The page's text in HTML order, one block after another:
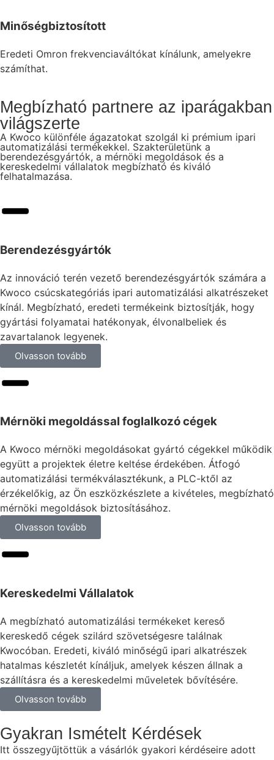
Minőségbiztosított
Eredeti Omron frekvenciaváltókat kínálunk, amelyekre
számíthat.
Megbízható partnere az iparágakban
világszerte
A Kwoco különféle ágazatokat szolgál ki prémium ipari
automatizálási termékekkel. Szakterületünk a
berendezésgyártók, a mérnöki megoldások és a
kereskedelmi vállalatok megbízható és kiváló
felhatalmazása.
Berendezésgyártók
Az innováció terén vezető berendezésgyártók számára a
Kwoco csúcskategóriás ipari automatizálási alkatrészeket
kínál. Megbízható, eredeti termékeink biztosítják, hogy
gyártási folyamatai hatékonyak, élvonalbeliek és
zavartalanok legyenek.
Olvasson tovább
Mérnöki megoldással foglalkozó cégek
A Kwoco mérnöki megoldásokat gyártó cégekkel működik
együtt a projektek életre keltése érdekében. Átfogó
automatizálási termékválasztékunk, a PLC-ktől az
érzékelőkig, az Ön eszközkészlete a kivételes, megbízható
mérnöki megoldások biztosításához.
Olvasson tovább
Kereskedelmi Vállalatok
A megbízható automatizálási termékeket kereső
kereskedő cégek szilárd szövetségesre találnak
Kwocóban. Eredeti, kiváló minőségű ipari alkatrészek
hatalmas készletét kínáljuk, amelyek készen állnak a
szállításra és a kereskedelmi műveletek bővítésére.
Olvasson tovább
Gyakran Ismételt Kérdések
Itt összegyűjtöttük a vásárlók gyakori kérdéseire adott